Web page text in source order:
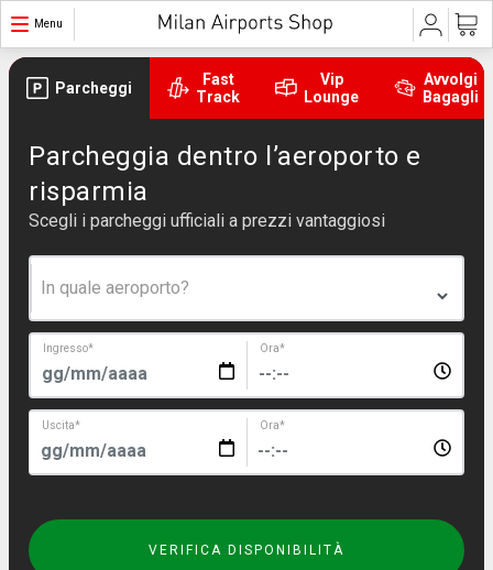
Menu
Parcheggi
Fast
Track
Vip
Lounge
Avvolgi
Bagagli
Parcheggia dentro l’aeroporto e
risparmia
Scegli i parcheggi ufficiali a prezzi vantaggiosi
In quale aeroporto?
Ingresso* Ora*
Uscita* Ora*
VERIFICA DISPONIBILITÀ